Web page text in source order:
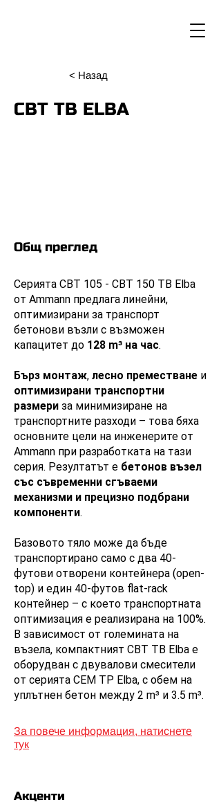
< Назад
CBT TB ELBA
Общ преглед
Серията CBT 105 - CBT 150 TB Elba
от Ammann предлага линейни,
оптимизирани за транспорт
бетонови възли с възможен
капацитет до 128 m³ на час.
Бърз монтаж, лесно преместване и
оптимизирани транспортни
размери за минимизиране на
транспортните разходи – това бяха
основните цели на инженерите от
Ammann при разработката на тази
серия. Резултатът е бетонов възел
със съвременни сгъваеми
механизми и прецизно подбрани
компоненти.
Базовото тяло може да бъде
транспортирано само с два 40-
футови отворени контейнера (open-
top) и един 40-футов flat-rack
контейнер – с което транспортната
оптимизация е реализирана на 100%.
В зависимост от големината на
възела, компактният CBT TB Elba е
оборудван с двувалови смесители
от серията CEM TP Elba, с обем на
уплътнен бетон между 2 m³ и 3.5 m³.
За повече информация, натиснете
тук
Акценти